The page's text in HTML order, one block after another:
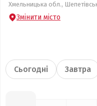
Хмельницька обл.,
Змінити місто
Сьогодні Завтра